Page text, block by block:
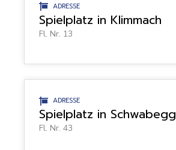
ADRESSE
Spielplatz in Klimmach
Fl. Nr. 13
ADRESSE
Spielplatz in Schwabegg
Fl. Nr. 43